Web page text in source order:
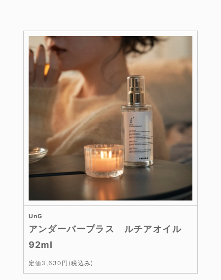
UnG
アンダーバープラス ルチアオイル
92ml
定価3,630円(税込み)